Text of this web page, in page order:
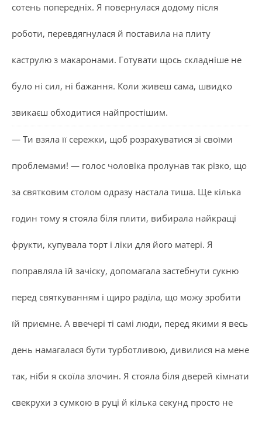
сотень попередніх. Я повернулася додому після
роботи, перевдягнулася й поставила на плиту
каструлю з макаронами. Готувати щось складніше не
було ні сил, ні бажання. Коли живеш сама, швидко
звикаєш обходитися найпростішим.
— Ти взяла її сережки, щоб розрахуватися зі своїми
проблемами! — голос чоловіка пролунав так різко, що
за святковим столом одразу настала тиша. Ще кілька
годин тому я стояла біля плити, вибирала найкращі
фрукти, купувала торт і ліки для його матері. Я
поправляла їй зачіску, допомагала застебнути сукню
перед святкуванням і щиро раділа, що можу зробити
їй приємне. А ввечері ті самі люди, перед якими я весь
день намагалася бути турботливою, дивилися на мене
так, ніби я скоїла злочин. Я стояла біля дверей кімнати
свекрухи з сумкою в руці й кілька секунд просто не